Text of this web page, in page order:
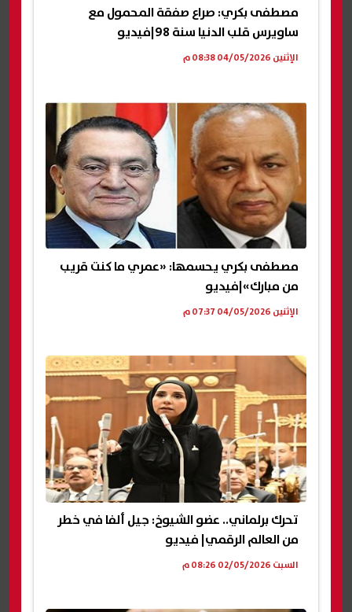
مصطفى بكري: صراع صفقة المحمول مع
ساويرس قلب الدنيا سنة 98|فيديو
الإثنين 04/05/2026 08:38 م
مصطفى بكري يحسمها: «عمري ما كنت قريب
من مبارك»|فيديو
الإثنين 04/05/2026 07:37 م
تحرك برلماني.. عضو الشيوخ: جيل ألفا في خطر
من العالم الرقمي| فيديو
السبت 02/05/2026 08:26 م